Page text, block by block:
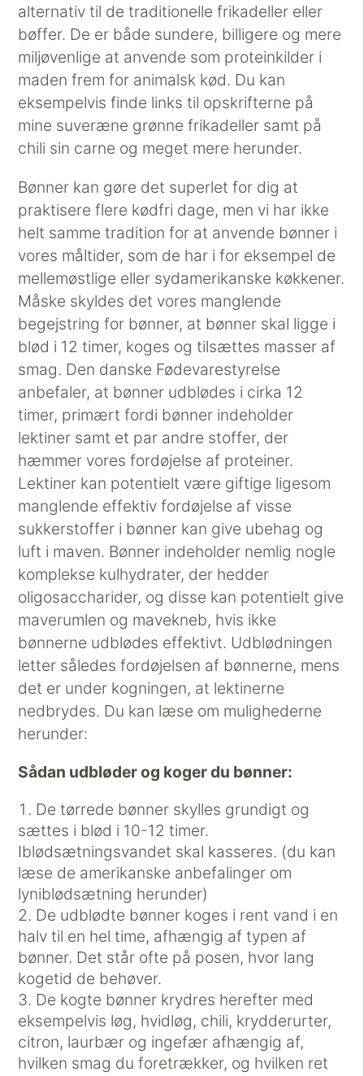
alternativ til de traditionelle frikadeller eller
bøffer. De er både sundere, billigere og mere
miljøvenlige at anvende som proteinkilder i
maden frem for animalsk kød. Du kan
eksempelvis finde links til opskrifterne på
mine suveræne grønne frikadeller samt på
chili sin carne og meget mere herunder.
Bønner kan gøre det superlet for dig at
praktisere flere kødfri dage, men vi har ikke
helt samme tradition for at anvende bønner i
vores måltider, som de har i for eksempel de
mellemøstlige eller sydamerikanske køkkener.
Måske skyldes det vores manglende
begejstring for bønner, at bønner skal ligge i
blød i 12 timer, koges og tilsættes masser af
smag. Den danske Fødevarestyrelse
anbefaler, at bønner udblødes i cirka 12
timer, primært fordi bønner indeholder
lektiner samt et par andre stoffer, der
hæmmer vores fordøjelse af proteiner.
Lektiner kan potentielt være giftige ligesom
manglende effektiv fordøjelse af visse
sukkerstoffer i bønner kan give ubehag og
luft i maven. Bønner indeholder nemlig nogle
komplekse kulhydrater, der hedder
oligosaccharider, og disse kan potentielt give
maverumlen og mavekneb, hvis ikke
bønnerne udblødes effektivt. Udblødningen
letter således fordøjelsen af bønnerne, mens
det er under kogningen, at lektinerne
nedbrydes. Du kan læse om mulighederne
herunder:
Sådan udbløder og koger du bønner:
De tørrede bønner skylles grundigt og
sættes i blød i 10-12 timer.
Iblødsætningsvandet skal kasseres. (du kan
læse de amerikanske anbefalinger om
lyniblødsætning herunder)
De udblødte bønner koges i rent vand i en
halv til en hel time, afhængig af typen af
bønner. Det står ofte på posen, hvor lang
kogetid de behøver.
De kogte bønner krydres herefter med
eksempelvis løg, hvidløg, chili, krydderurter,
citron, laurbær og ingefær afhængig af,
hvilken smag du foretrækker, og hvilken ret